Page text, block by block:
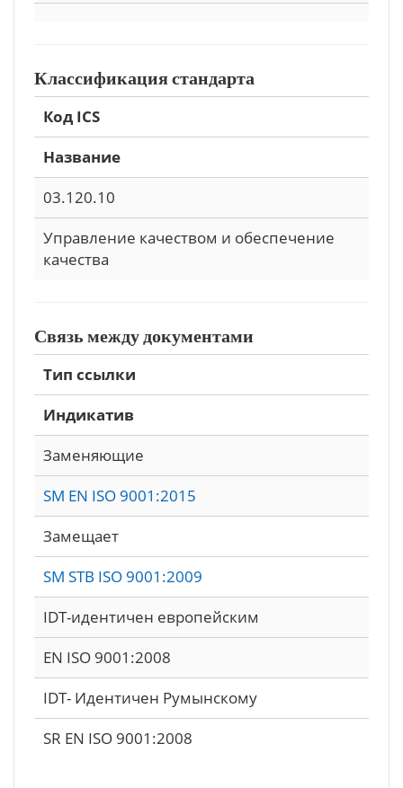
Классификация стандарта
Код ICS
Название
03.120.10
Управление качеством и обеспечение
качества
Связь между документами
Тип ссылки
Индикатив
Заменяющие
SM EN ISO 9001:2015
Замещает
SM STB ISO 9001:2009
IDT-идентичен европейским
EN ISO 9001:2008
IDT- Идентичен Румынскому
SR EN ISO 9001:2008